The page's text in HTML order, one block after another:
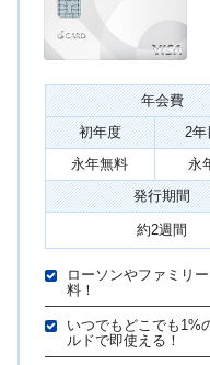
年会費
初年度
2年
永年無料
永
発行期間
約2週間
ローソンやファミリ
料！
いつでもどこでも1%
ルドで即使える！